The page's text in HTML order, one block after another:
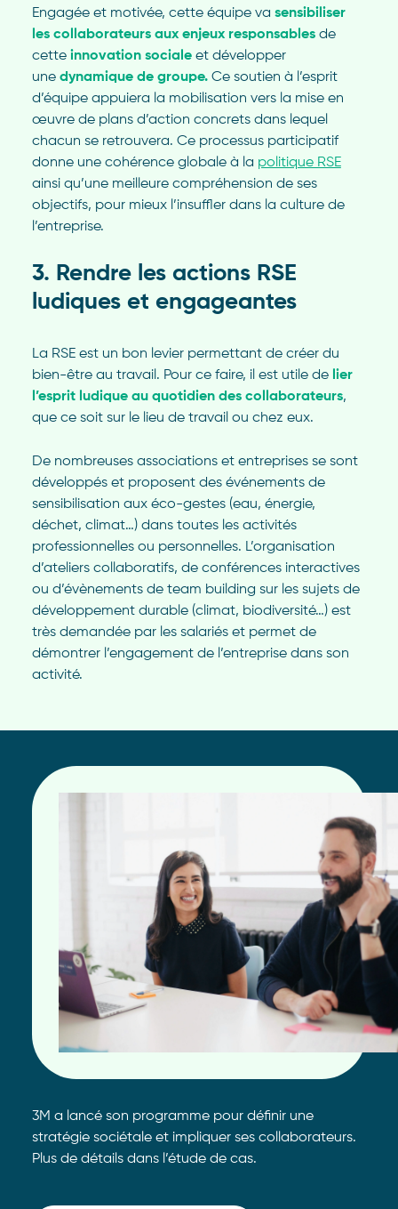
Engagée et motivée, cette équipe va sensibiliser
les collaborateurs aux enjeux responsablesde
cette innovation socialeet développer
une dynamique de groupe. Ce soutien à l’esprit
d’équipe appuiera la mobilisation vers la mise en
œuvre de plans d’action concrets dans lequel
chacun se retrouvera. Ce processus participatif
donne une cohérence globale à la politique RSE
ainsi qu’une meilleure compréhension de ses
objectifs, pour mieux l’insuffler dans la culture de
l’entreprise.
3. Rendre les actions RSE
ludiques et engageantes
La RSE est un bon levier permettant de créer du
bien-être au travail. Pour ce faire, il est utile de lier
l’esprit ludique au quotidien des collaborateurs,
que ce soit sur le lieu de travail ou chez eux.
De nombreuses associations et entreprises se sont
développés et proposent des événements de
sensibilisation aux éco-gestes (eau, énergie,
déchet, climat…) dans toutes les activités
professionnelles ou personnelles. L’organisation
d’ateliers collaboratifs, de conférences interactives
ou d’évènements de team building sur les sujets de
développement durable (climat, biodiversité…) est
très demandée par les salariés et permet de
démontrer l’engagement de l’entreprise dans son
activité.
3M a lancé son programme pour définir une
stratégie sociétale et impliquer ses collaborateurs.
Plus de détails dans l’étude de cas.